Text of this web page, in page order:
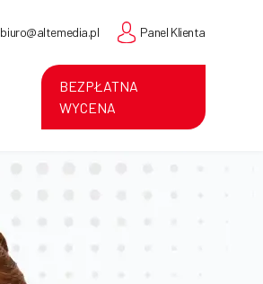
biuro@altemedia.pl Panel Klienta
BEZPŁATNA
WYCENA